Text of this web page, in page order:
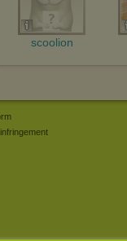
scoolion